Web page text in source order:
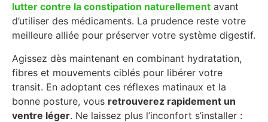
lutter contre la constipation naturellement avant
d’utiliser des médicaments. La prudence reste votre
meilleure alliée pour préserver votre système digestif.
Agissez dès maintenant en combinant hydratation,
fibres et mouvements ciblés pour libérer votre
transit. En adoptant ces réflexes matinaux et la
bonne posture, vous retrouverez rapidement un
ventre léger. Ne laissez plus l’inconfort s’installer :